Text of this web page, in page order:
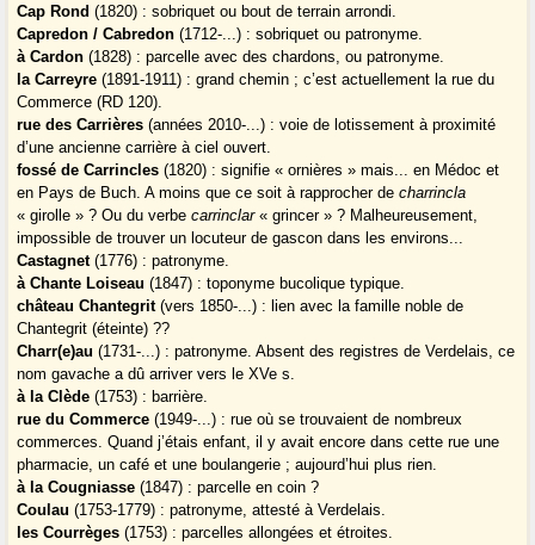
Cap Rond (1820) : sobriquet ou bout de terrain arrondi.
Capredon / Cabredon (1712-...) : sobriquet ou patronyme.
à Cardon (1828) : parcelle avec des chardons, ou patronyme.
la Carreyre (1891-1911) : grand chemin ; c’est actuellement la rue du
Commerce (RD 120).
rue des Carrières (années 2010-...) : voie de lotissement à proximité
d’une ancienne carrière à ciel ouvert.
fossé de Carrincles (1820) : signifie « ornières » mais... en Médoc et
en Pays de Buch. A moins que ce soit à rapprocher decharrincla
« girolle » ? Ou du verbecarrinclar« grincer » ? Malheureusement,
impossible de trouver un locuteur de gascon dans les environs...
Castagnet(1776) : patronyme.
à Chante Loiseau (1847) : toponyme bucolique typique.
château Chantegrit(vers 1850-...) : lien avec la famille noble de
Chantegrit (éteinte) ??
Charr(e)au (1731-...) : patronyme. Absent des registres de Verdelais, ce
nom gavache a dû arriver vers le XVe s.
à la Clède (1753) : barrière.
rue du Commerce (1949-...) : rue où se trouvaient de nombreux
commerces. Quand j’étais enfant, il y avait encore dans cette rue une
pharmacie, un café et une boulangerie ; aujourd’hui plus rien.
à la Cougniasse (1847) : parcelle en coin ?
Coulau (1753-1779) : patronyme, attesté à Verdelais.
les Courrèges (1753) : parcelles allongées et étroites.